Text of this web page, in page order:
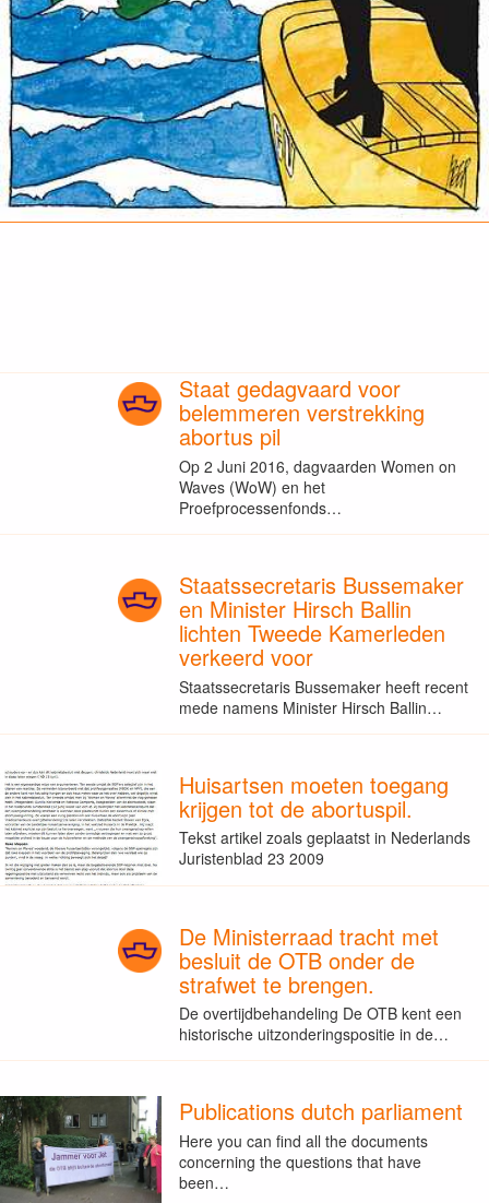
Staat gedagvaard voor
belemmeren verstrekking
abortus pil
Op 2 Juni 2016, dagvaarden Women on
Waves (WoW) en het
Proefprocessenfonds…
Staatssecretaris Bussemaker
en Minister Hirsch Ballin
lichten Tweede Kamerleden
verkeerd voor
Staatssecretaris Bussemaker heeft recent
mede namens Minister Hirsch Ballin…
Huisartsen moeten toegang
krijgen tot de abortuspil.
Tekst artikel zoals geplaatst in Nederlands
Juristenblad 23 2009
De Ministerraad tracht met
besluit de OTB onder de
strafwet te brengen.
De overtijdbehandeling De OTB kent een
historische uitzonderingspositie in de…
Publications dutch parliament
Here you can find all the documents
concerning the questions that have
been…